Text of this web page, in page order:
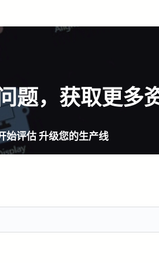
题，获取更多
始评估 升级您的生产线